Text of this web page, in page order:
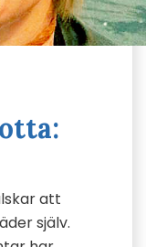
att
själv.